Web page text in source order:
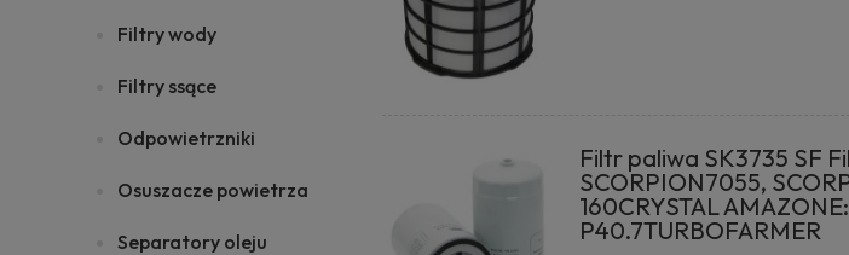
Filtry wody
Filtry ssące
Odpowietrzniki
Osuszacze powietrza
Separatory oleju
Filtr paliwa SK3735 SF
SCORPION7055,
160CRYSTAL
P40.7TURBOFARMER